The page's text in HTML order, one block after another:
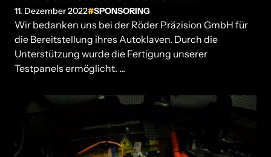
11. Dezember 2022 SPONSORING
Wir bedanken uns bei der Röder Präzision GmbH für
die Bereitstellung ihres Autoklaven. Durch die
Unterstützung wurde die Fertigung unserer
Testpanels ermöglicht. ...